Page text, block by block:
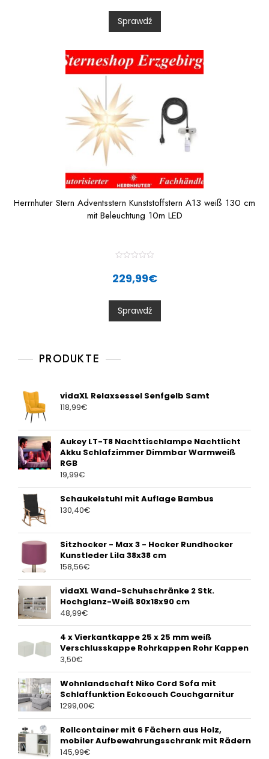
0
o
t
5
Sprawdź
Herrnhuter Stern Adventsstern Kunststoffstern A13 weiß 130 cm
mit Beleuchtung 10m LED
t
0
o
t
229,99€
Sprawdź
PRODUKTE
vidaXL Relaxsessel Senfgelb Samt
118,99€
Aukey LT-T8 Nachttischlampe Nachtlicht
Akku Schlafzimmer Dimmbar Warmweiß
RGB
19,99€
Schaukelstuhl mit Auflage Bambus
130,40€
Sitzhocker - Max 3 - Hocker Rundhocker
Kunstleder Lila 38x38 cm
158,56€
vidaXL Wand-Schuhschränke 2 Stk.
Hochglanz-Weiß 80x18x90 cm
48,99€
4 x Vierkantkappe 25 x 25 mm weiß
Verschlusskappe Rohrkappen Rohr Kappen
3,50€
Wohnlandschaft Niko Cord Sofa mit
Schlaffunktion Eckcouch Couchgarnitur
1299,00€
Rollcontainer mit 6 Fächern aus Holz,
mobiler Aufbewahrungsschrank mit Rädern
145,99€